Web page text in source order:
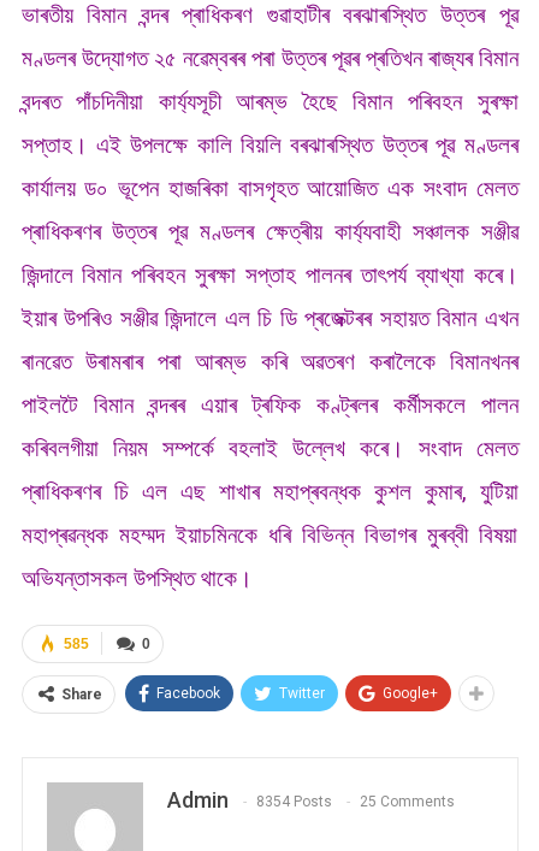
ভাৰতীয় বিমান বন্দৰ প্ৰাধিকৰণ গুৱাহাটীৰ বৰঝাৰস্থিত উত্তৰ পূৱ
মণ্ডলৰ উদ্যোগত ২৫ নৱেম্বৰৰ পৰা উত্তৰ পূৱৰ প্ৰতিখন ৰাজ্যৰ বিমান
বন্দৰত পাঁচদিনীয়া কাৰ্য্যসূচী আৰম্ভ হৈছে বিমান পৰিবহন সুৰক্ষা
সপ্তাহ। এই উপলক্ষে কালি বিয়লি বৰঝাৰস্থিত উত্তৰ পূৱ মণ্ডলৰ
কাৰ্যালয় ড০ ভূপেন হাজৰিকা বাসগৃহত আয়োজিত এক সংবাদ মেলত
প্ৰাধিকৰণৰ উত্তৰ পূৱ মণ্ডলৰ ক্ষেত্ৰীয় কাৰ্য্যবাহী সঞ্চালক সঞ্জীৱ
জিন্দালে বিমান পৰিবহন সুৰক্ষা সপ্তাহ পালনৰ তাৎপৰ্য ব্যাখ্যা কৰে।
ইয়াৰ উপৰিও সঞ্জীৱ জিন্দালে এল চি ডি প্ৰজেক্টৰৰ সহায়ত বিমান এখন
ৰানৱেত উৰামৰাৰ পৰা আৰম্ভ কৰি অৱতৰণ কৰালৈকে বিমানখনৰ
পাইলটৈ বিমান বন্দৰৰ এয়াৰ ট্ৰফিক কণ্ট্ৰলৰ কৰ্মীসকলে পালন
কৰিবলগীয়া নিয়ম সম্পৰ্কে বহলাই উল্লেখ কৰে‌। সংবাদ মেলত
প্ৰাধিকৰণৰ চি এল এছ শাখাৰ মহাপ্ৰবন্ধক‌ কুশল কুমাৰ, যুটিয়া
মহাপ্ৰৱন্ধক মহম্মদ ইয়াচমিনকে ধৰি বিভিন্ন বিভাগৰ মুৰব্বী বিষয়া
অভিযন্তাসকল উপস্থিত থাকে।
0
585
Share Facebook Twitter Google+
Admin 8354 Posts 25 Comments